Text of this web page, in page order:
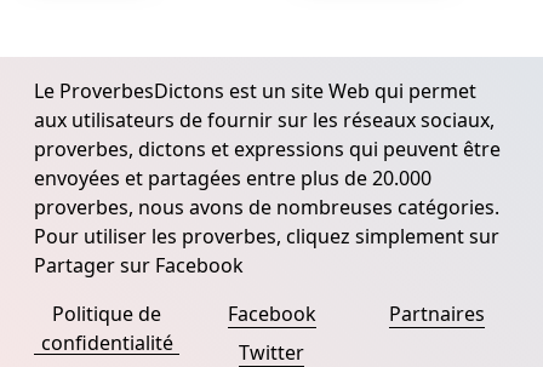
Le ProverbesDictons est un site Web qui permet
aux utilisateurs de fournir sur les réseaux sociaux,
proverbes, dictons et expressions qui peuvent être
envoyées et partagées entre plus de 20.000
proverbes, nous avons de nombreuses catégories.
Pour utiliser les proverbes, cliquez simplement sur
Partager sur Facebook
Politique de
confidentialité
Facebook
Twitter
Partnaires